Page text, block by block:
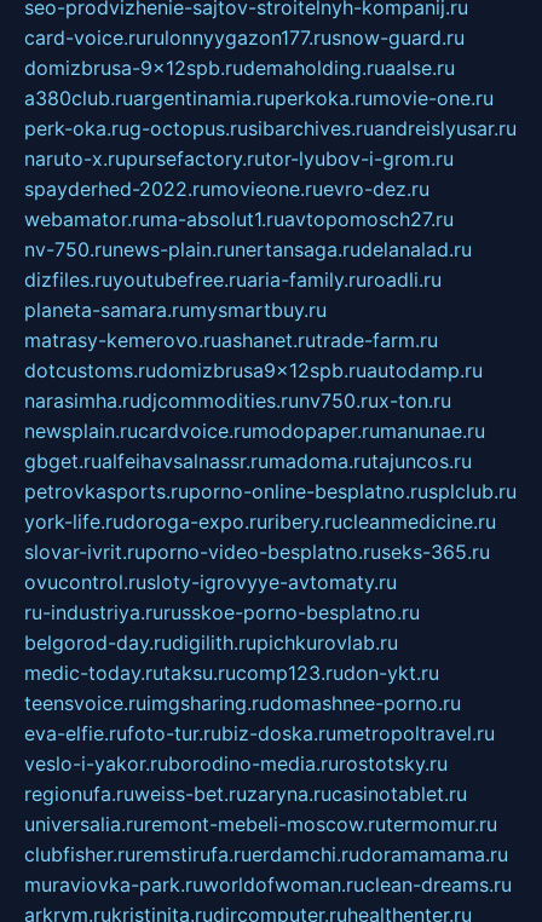
seo-prodvizhenie-sajtov-stroitelnyh-kompanij.ru
card-voice.rurulonnyygazon177.rusnow-guard.ru
domizbrusa-9x12spb.rudemaholding.ruaalse.ru
a380club.ruargentinamia.ruperkoka.rumovie-one.ru
perk-oka.rug-octopus.rusibarchives.ruandreislyusar.ru
naruto-x.rupursefactory.rutor-lyubov-i-grom.ru
spayderhed-2022.rumovieone.ruevro-dez.ru
webamator.ruma-absolut1.ruavtopomosch27.ru
nv-750.runews-plain.runertansaga.rudelanalad.ru
dizfiles.ruyoutubefree.ruaria-family.ruroadli.ru
planeta-samara.rumysmartbuy.ru
matrasy-kemerovo.ruashanet.rutrade-farm.ru
dotcustoms.rudomizbrusa9x12spb.ruautodamp.ru
narasimha.rudjcommodities.runv750.rux-ton.ru
newsplain.rucardvoice.rumodopaper.rumanunae.ru
gbget.rualfeihavsalnassr.rumadoma.rutajuncos.ru
petrovkasports.ruporno-online-besplatno.rusplclub.ru
york-life.rudoroga-expo.ruribery.rucleanmedicine.ru
slovar-ivrit.ruporno-video-besplatno.ruseks-365.ru
ovucontrol.rusloty-igrovyye-avtomaty.ru
ru-industriya.rurusskoe-porno-besplatno.ru
belgorod-day.rudigilith.rupichkurovlab.ru
medic-today.rutaksu.rucomp123.rudon-ykt.ru
teensvoice.ruimgsharing.rudomashnee-porno.ru
eva-elfie.rufoto-tur.rubiz-doska.rumetropoltravel.ru
veslo-i-yakor.ruborodino-media.rurostotsky.ru
regionufa.ruweiss-bet.ruzaryna.rucasinotablet.ru
universalia.ruremont-mebeli-moscow.rutermomur.ru
clubfisher.ruremstirufa.ruerdamchi.rudoramamama.ru
muraviovka-park.ruworldofwoman.ruclean-dreams.ru
arkrym.rukristinita.rudircomputer.ruhealthenter.ru